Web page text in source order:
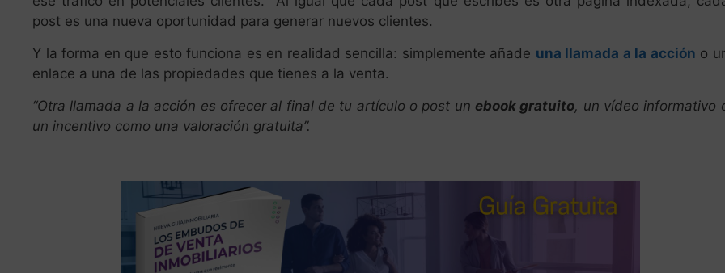
post es una nueva oportunidad para generar nuevos clientes.
Y la forma en que esto funciona es en realidad sencilla: simplemente añade una llamada a la acción o
enlace a una de las propiedades que tienes a la venta.
“Otra llamada a la acción es ofrecer al final de tu artículo o post un ebook gratuito, un vídeo informativo
un incentivo como una valoración gratuita”.